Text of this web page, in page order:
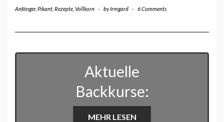
Anfänger, Pikant Rezepte Vollkorn - byIrmgard - 6 Comments
Aktuelle
Backkurse:
MEHR LESEN